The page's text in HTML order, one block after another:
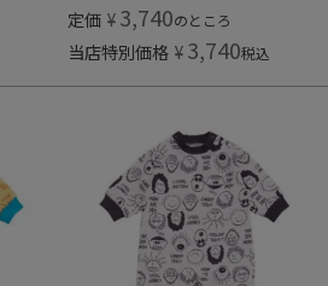
定価 ¥ 3,740のところ
当店特別価格 ¥ 3,740税込